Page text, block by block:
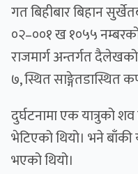
गत बिहीबार बिहान
०२–००१ ख १०५५ नम्बरको
राजमार्ग अन्तर्गत
७, स्थित साङ्गेतडास्थित
दुर्घटनामा एक यात्रुको
भेटिएको थियो। भने बाँकी
भएको थियो।